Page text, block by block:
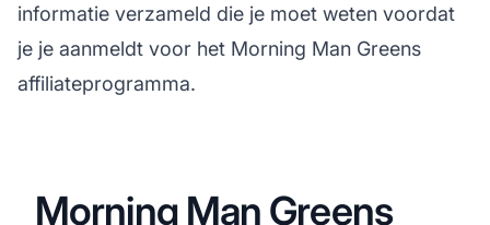
informatie verzameld die je moet weten voordat
je je aanmeldt voor het Morning Man Greens
affiliateprogramma.
Morning Man Greens